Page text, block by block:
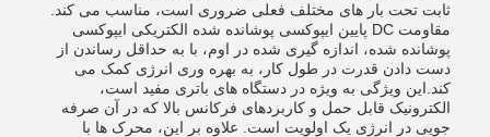
ثابت تحت بار های مختلف فعلی ضروری است، مناسب می کند.
مقاومت DC پایین ایپوکسی پوشانده شده الکتریکی ایپوکسی
پوشانده شده، اندازه گیری شده در اوم، با به حداقل رساندن از
دست دادن قدرت در طول کار، به بهره وری انرژی کمک می
کند.این ویژگی به ویژه در دستگاه های باتری مفید است،
الکترونیک قابل حمل و کاربردهای فرکانس بالا که در آن صرفه
جویی در انرژی یک اولویت است. علاوه بر این، محرک ها با